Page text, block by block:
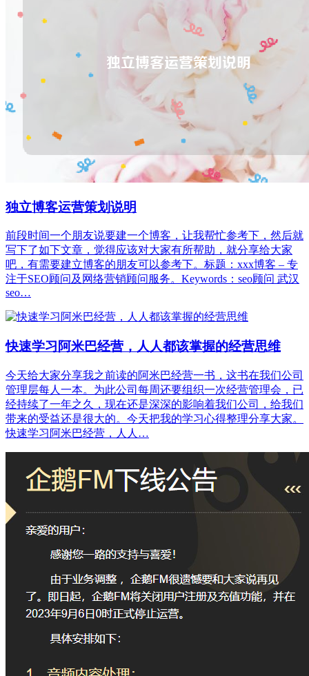
独立博客运营策划说明
前段时间一个朋友说要建一个博客，让我帮忙参考下，然后就
写下了如下文章，觉得应该对大家有所帮助，就分享给大家
吧，有需要建立博客的朋友可以参考下。标题：xxx博客 – 专
注于SEO顾问及网络营销顾问服务。Keywords：seo顾问 武汉
seo…
快速学习阿米巴经营，人人都该掌握的经营思维
今天给大家分享我之前读的阿米巴经营一书，这书在我们公司
管理层每人一本。为此公司每周还要组织一次经营管理会，已
经持续了一年之久，现在还是深深的影响着我们公司，给我们
带来的受益还是很大的。今天把我的学习心得整理分享大家。
快速学习阿米巴经营，人人…